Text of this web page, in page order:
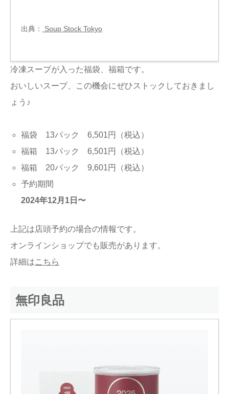
出典： Soup Stock Tokyo
冷凍スープが入った福袋、福箱です。
おいしいスープ、この機会にぜひストックしておきまし
ょう♪
福袋 13パック 6,501円（税込）
福箱 13パック 6,501円（税込）
福箱 20パック 9,601円（税込）
予約期間
2024年12月1日〜
上記は店頭予約の場合の情報です。
オンラインショップでも販売があります。
詳細はこちら
無印良品